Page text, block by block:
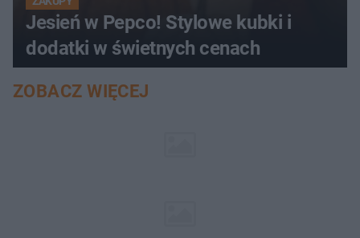
Jesień w Pepco! Stylowe kubki i
dodatki w świetnych cenach
ZOBACZ WIĘCEJ